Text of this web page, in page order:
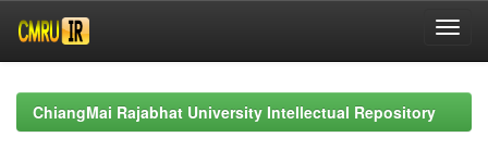
navigationChiangMai Rajabhat University Intellectual Repository